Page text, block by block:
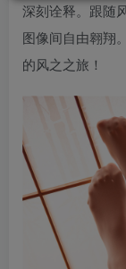
深刻诠释。跟随
图像间自由翱翔
的风之之旅！